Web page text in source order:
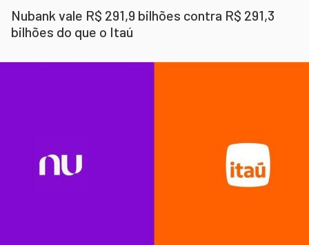
Nubank vale R$ 291,9 bilhões contra R$ 291,3
bilhões do que o Itaú